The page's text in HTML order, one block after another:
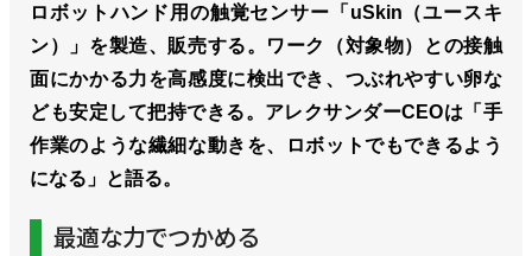
ロボットハンド用の触覚センサー「uSkin（ユースキ
ン）」を製造、販売する。ワーク（対象物）との接触
面にかかる力を高感度に検出でき、つぶれやすい卵な
ども安定して把持できる。アレクサンダーCEOは「手
作業のような繊細な動きを、ロボットでもできるよう
になる」と語る。
最適な力でつかめる